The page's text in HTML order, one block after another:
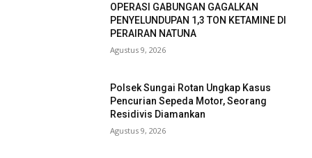
OPERASI GABUNGAN GAGALKAN
PENYELUNDUPAN 1,3 TON KETAMINE DI
PERAIRAN NATUNA
Agustus 9, 2026
Polsek Sungai Rotan Ungkap Kasus
Pencurian Sepeda Motor, Seorang
Residivis Diamankan
Agustus 9, 2026